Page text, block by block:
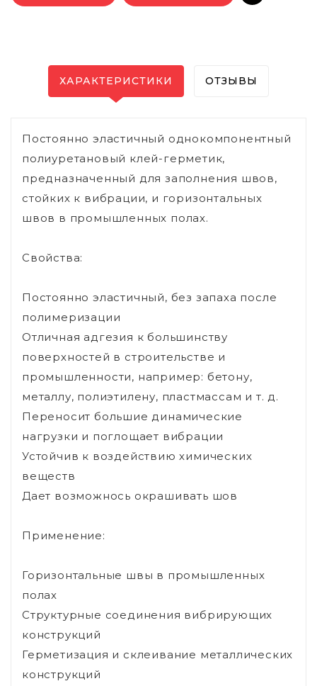
ХАРАКТЕРИСТИКИ ОТЗЫВЫ
Постоянно эластичный однокомпонентный
полиуретановый клей-герметик,
предназначенный для заполнения швов,
стойких к вибрации, и горизонтальных
швов в промышленных полах.
Свойства:
Постоянно эластичный, без запаха после
полимеризации
Отличная адгезия к большинству
поверхностей в строительстве и
промышленности, например: бетону,
металлу, полиэтилену, пластмассам и т. д.
Переносит большие динамические
нагрузки и поглощает вибрации
Устойчив к воздействию химических
веществ
Дает возможнось окрашивать шов
Применение:
Горизонтальные швы в промышленных
полах
Структурные соединения вибрирующих
конструкций
Герметизация и склеивание металлических
конструкций